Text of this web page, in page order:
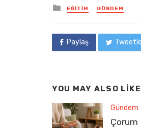
Posted
in
EĞITIM GÜNDEM
Paylaş Tweetle
YOU MAY ALSO LIKE
Gündem
Çorum